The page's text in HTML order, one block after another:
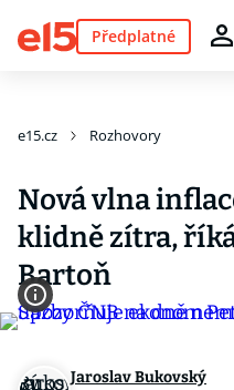
Předplatné
e15.cz Rozhovory
Nová vlna
klidně zítra,
Bartoň
Jaroslav Bukovský